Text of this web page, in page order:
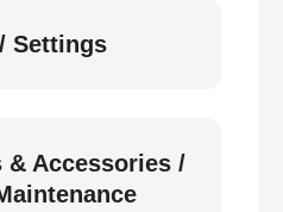
Settings
& Accessories /